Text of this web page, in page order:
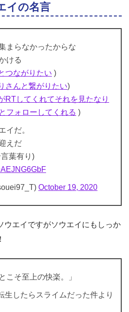
イの名言
まらなかったからな
ける
つながりたい )
さんと繋がりたい)
RTしてくれてそれを見たなり
フォローしてくれる )
イだ。
えだ
葉有り)
October 19, 2020
ウエイですがソウエイにもしっか
こそ至上の快楽。」
したらスライムだった件より